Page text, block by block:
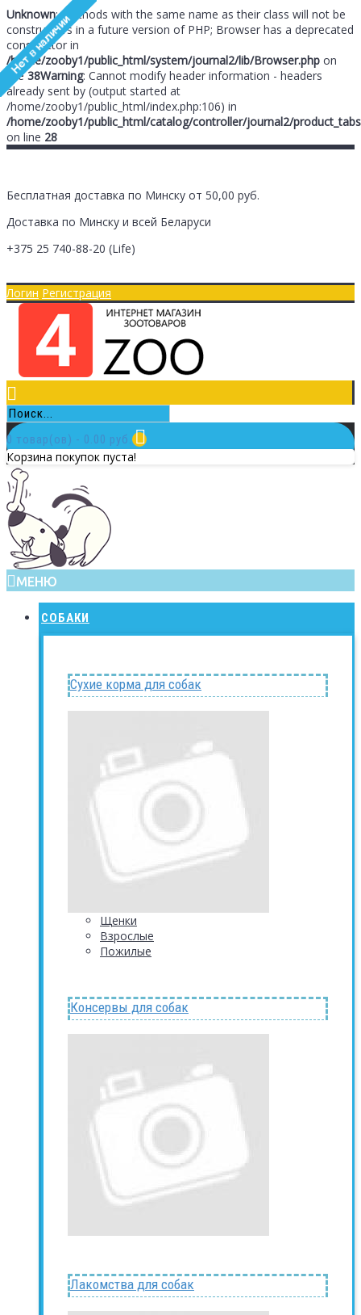
Unknown: Methods with the same name as their class will not be
constructors in a future version of PHP; Browser has a deprecated
constructor in
/home/zooby1/public_html/system/journal2/lib/Browser.php on
line38Warning: Cannot modify header information - headers
already sent by (output started at
/home/zooby1/public_html/index.php:106) in
/home/zooby1/public_html/catalog/controller/journal2/
on line 28
Бесплатная доставка по Минску от 50,00 руб.
Доставка по Минску и всей Беларуси
+375 25 740-88-20 (Life)
Логин Регистрация
0 товар(ов) - 0.00 руб.
Корзина покупок пуста!
МЕНЮ
СОБАКИ
Сухие корма для собак
Щенки
Взрослые
Пожилые
Консервы для собак
Лакомства для собак